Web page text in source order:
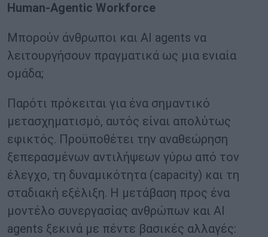
Human-Agentic Workforce
Μπορούν άνθρωποι και AI agents να
λειτουργήσουν πραγματικά ως μια ενιαία
ομάδα;
Παρότι πρόκειται για ένα σημαντικό
μετασχηματισμό, αυτός είναι απολύτως
εφικτός. Προϋποθέτει την αναθεώρηση
ξεπερασμένων αντιλήψεων γύρω από τον
έλεγχο, τη δυναμικότητα (capacity) και τη
σταδιακή εξέλιξη. Η μετάβαση προς ένα
μοντέλο συνεργασίας ανθρώπων και AI
agents ξεκινά με πέντε βασικές αλλαγές: